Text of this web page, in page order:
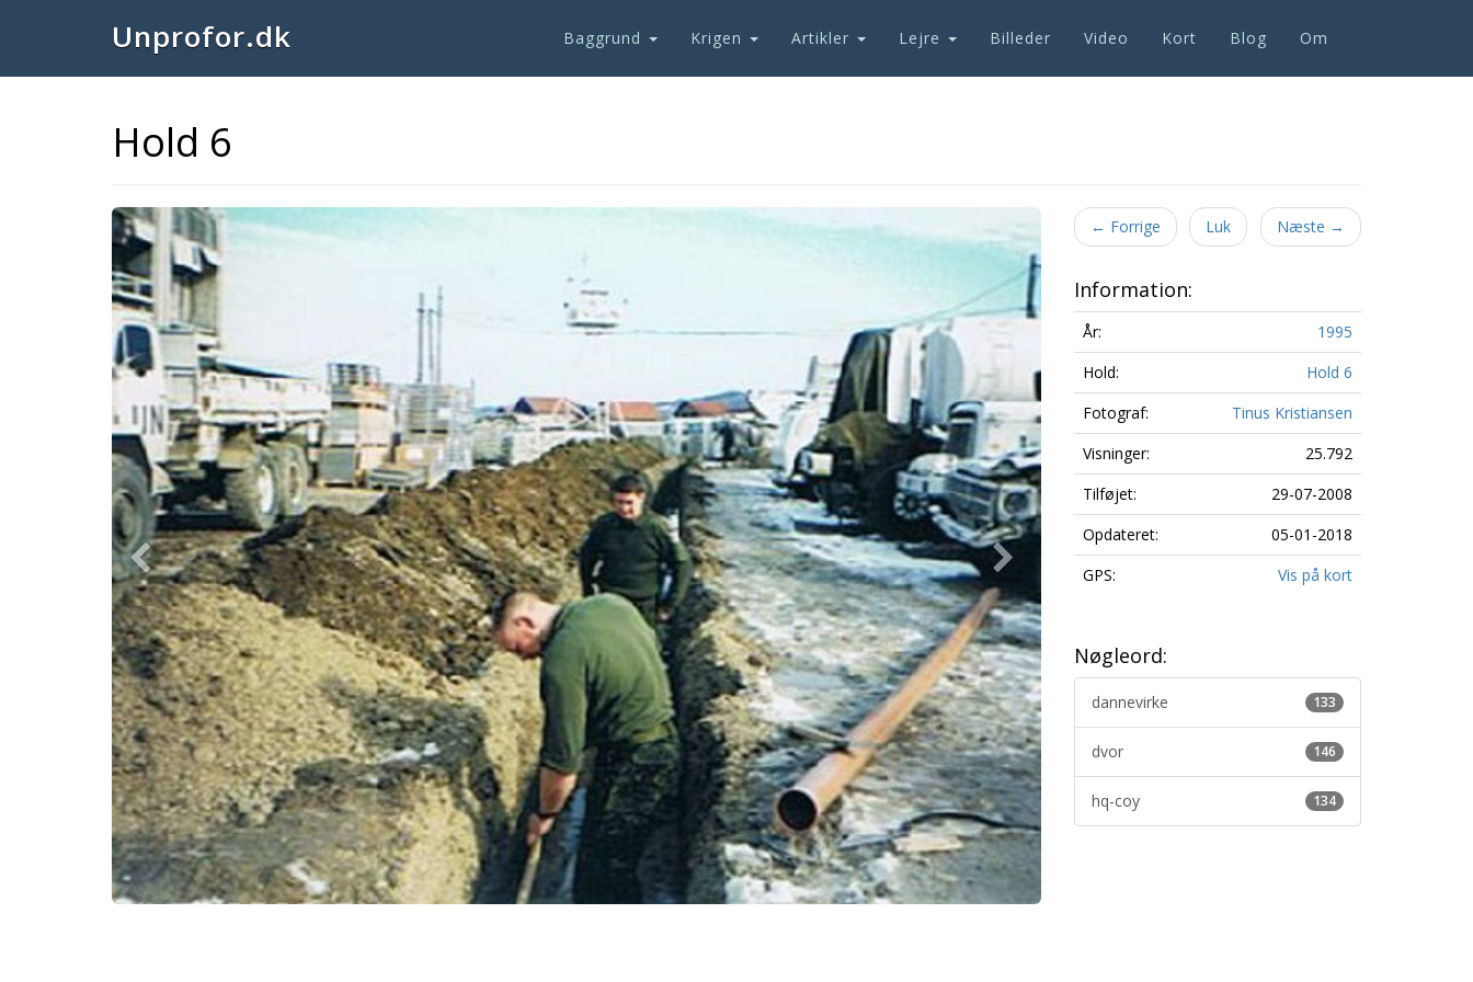
Unprofor.dk Baggrund Krigen Artikler Lejre Billeder Video Kort Blog Om
Hold 6
Previous ← Forrige Luk Næste →
Information:
År:
1995
Hold:
Hold 6
Fotograf:
Tinus Kristiansen
Visninger:
25.792
Tilføjet:
29-07-2008
Opdateret:
05-01-2018
GPS:
Vis på kort
Nøgleord:
133
dannevirke
146
dvor
134
hq-coy